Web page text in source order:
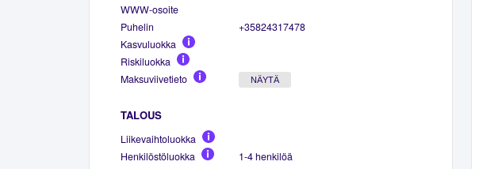
WWW-osoite
Puhelin
+35824317478
Kasvuluokka
Riskiluokka
Maksuviivetieto
NÄYTÄ
TALOUS
Liikevaihtoluokka
Henkilöstöluokka
1-4 henkilöä